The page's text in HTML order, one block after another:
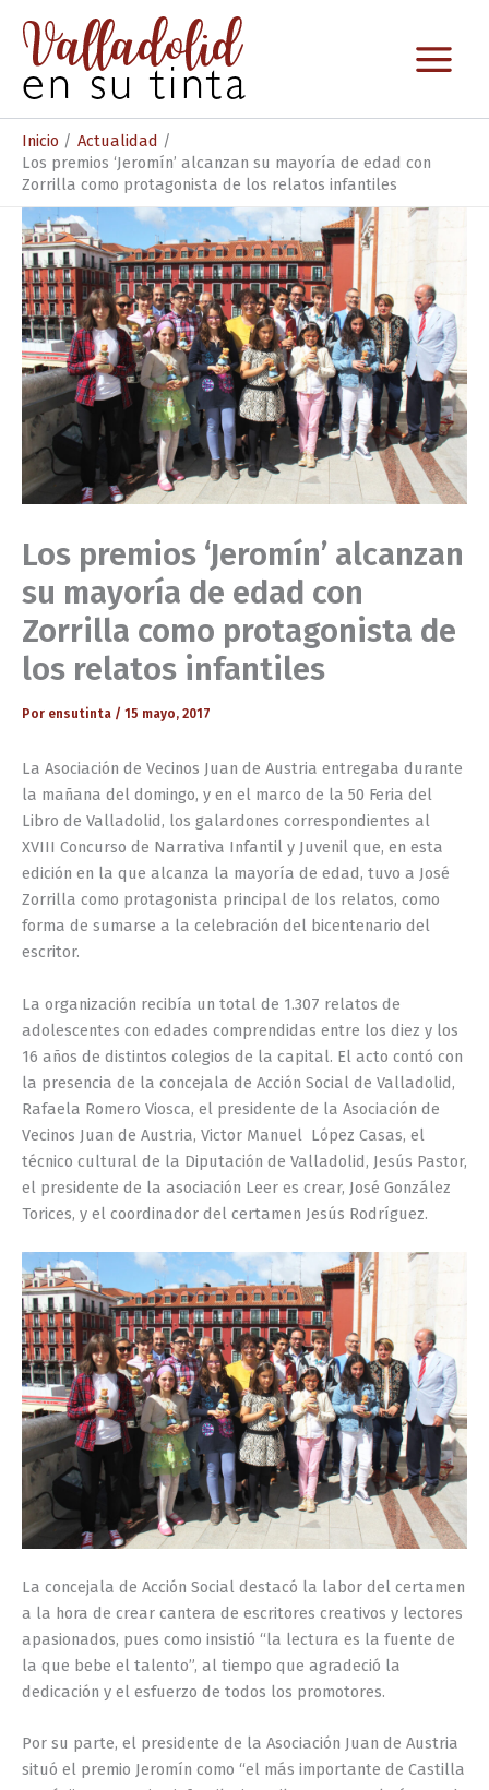
contenido
Inicio
Actualidad
Los premios ‘Jeromín’ alcanzan su mayoría de edad con
Zorrilla como protagonista de los relatos infantiles
Los premios ‘Jeromín’ alcanzan
su mayoría de edad con
Zorrilla como protagonista de
los relatos infantiles
Por ensutinta / 15 mayo, 2017
La Asociación de Vecinos Juan de Austria entregaba durante
la mañana del domingo, y en el marco de la 50 Feria del
Libro de Valladolid, los galardones correspondientes al
XVIII Concurso de Narrativa Infantil y Juvenil que, en esta
edición en la que alcanza la mayoría de edad, tuvo a José
Zorrilla como protagonista principal de los relatos, como
forma de sumarse a la celebración del bicentenario del
escritor.
La organización recibía un total de 1.307 relatos de
adolescentes con edades comprendidas entre los diez y los
16 años de distintos colegios de la capital. El acto contó con
la presencia de la concejala de Acción Social de Valladolid,
Rafaela Romero Viosca, el presidente de la Asociación de
Vecinos Juan de Austria, Victor Manuel López Casas, el
técnico cultural de la Diputación de Valladolid, Jesús Pastor,
el presidente de la asociación Leer es crear, José González
Torices, y el coordinador del certamen Jesús Rodríguez.
La concejala de Acción Social destacó la labor del certamen
a la hora de crear cantera de escritores creativos y lectores
apasionados, pues como insistió “la lectura es la fuente de
la que bebe el talento”, al tiempo que agradeció la
dedicación y el esfuerzo de todos los promotores.
Por su parte, el presidente de la Asociación Juan de Austria
situó el premio Jeromín como “el más importante de Castilla